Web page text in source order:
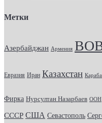
Метки
Азербайджан Армения
Евразия Иран Казахстан
Фирка Нурсултан Назарбаев ООН
СССР США Севастополь